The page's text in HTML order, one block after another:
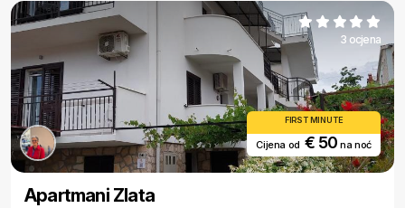
3 ocjena
FIRST MINUTE
Cijena od € 50na noć
Apartmani Zlata